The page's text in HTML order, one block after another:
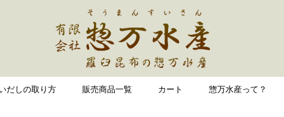
だしの取り方 販売商品一覧 カート 惣万水産って？